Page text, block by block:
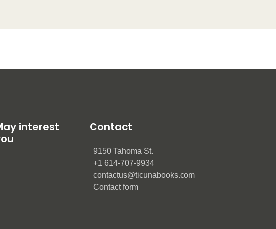
interest
Contact
9150 Tahoma St.
+1 614-707-9934
contactus@ticunabooks.com
Contact form